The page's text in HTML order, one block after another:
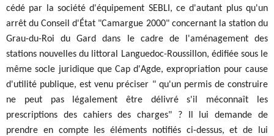
cédé par la société d'équipement SEBLI, ce d'autant plus qu'un
arrêt du Conseil d'État "Camargue 2000" concernant la station du
Grau-du-Roi du Gard dans le cadre de l'aménagement des
stations nouvelles du littoral Languedoc-Roussillon, édifiée sous le
même socle juridique que Cap d'Agde, expropriation pour cause
d'utilité publique, est venu préciser " qu'un permis de construire
ne peut pas légalement être délivré s'il méconnaît les
prescriptions des cahiers des charges" ? Il lui demande de
prendre en compte les éléments notifiés ci-dessus, et de lui